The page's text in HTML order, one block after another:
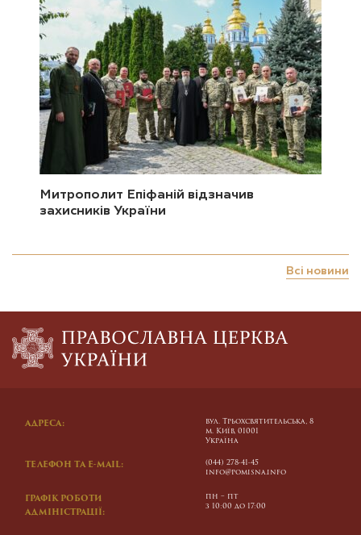
Митрополит Епіфаній відзначив
захисників України
Всі новини
АДРЕСА:
вул. Трьохсвятительська, 8
м. Київ, 01001
Україна
ТЕЛЕФОН ТА E-MAIL:
(044) 278-41-45
info@pomisna.info
ГРАФІК РОБОТИ
АДМІНІСТРАЦІЇ:
пн – пт
з 10:00 до 17:00